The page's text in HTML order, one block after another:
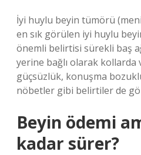
İyi huylu beyin tümörü
en sık görülen iyi huylu
önemli belirtisi sürekli baş
yerine bağlı olarak kollarda
güçsüzlük, konuşma
nöbetler gibi belirtiler de
Beyin ödemi
kadar sürer?